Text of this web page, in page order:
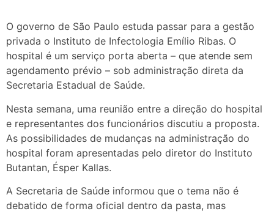
O governo de São Paulo estuda passar para a gestão
privada o Instituto de Infectologia Emílio Ribas. O
hospital é um serviço porta aberta – que atende sem
agendamento prévio – sob administração direta da
Secretaria Estadual de Saúde.
Nesta semana, uma reunião entre a direção do hospital
e representantes dos funcionários discutiu a proposta.
As possibilidades de mudanças na administração do
hospital foram apresentadas pelo diretor do Instituto
Butantan, Ésper Kallas.
A Secretaria de Saúde informou que o tema não é
debatido de forma oficial dentro da pasta, mas